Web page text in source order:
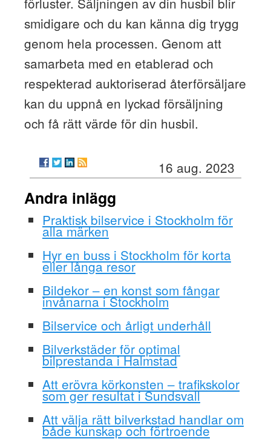
smidigare och du kan känna dig trygg
genom hela processen. Genom att
samarbeta med en etablerad och
respekterad auktoriserad återförsäljare
kan du uppnå en lyckad försäljning
och få rätt värde för din husbil.
16 aug. 2023
Andra inlägg
Praktisk bilservice i Stockholm för
alla märken
Hyr en buss i Stockholm för korta
eller långa resor
Bildekor – en konst som fångar
invånarna i Stockholm
Bilservice och årligt underhåll
Bilverkstäder för optimal
bilprestanda i Halmstad
Att erövra körkonsten – trafikskolor
som ger resultat i Sundsvall
Att välja rätt bilverkstad handlar om
både kunskap och förtroende